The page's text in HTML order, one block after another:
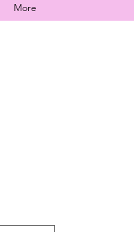
More